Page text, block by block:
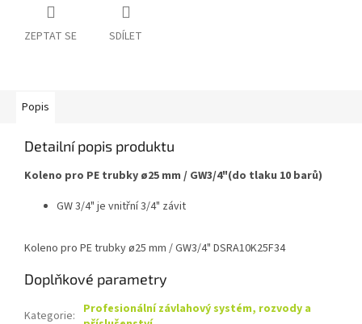
ZEPTAT SE SDÍLET
Popis
Detailní popis produktu
Koleno pro PE trubky ø25 mm / GW3/4"(do tlaku 10 barů)
GW 3/4" je vnitřní 3/4" závit
Koleno pro PE trubky ø25 mm / GW3/4" DSRA10K25F34
Doplňkové parametry
Kategorie: Profesionální závlahový systém, rozvody a